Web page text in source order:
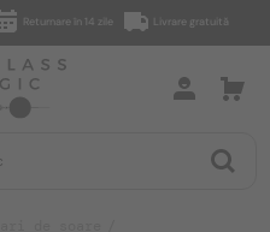
Returnare în 14 zile Livrare gratuită